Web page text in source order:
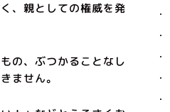
、親としての権威を発
の、ぶつかることなし
ません。